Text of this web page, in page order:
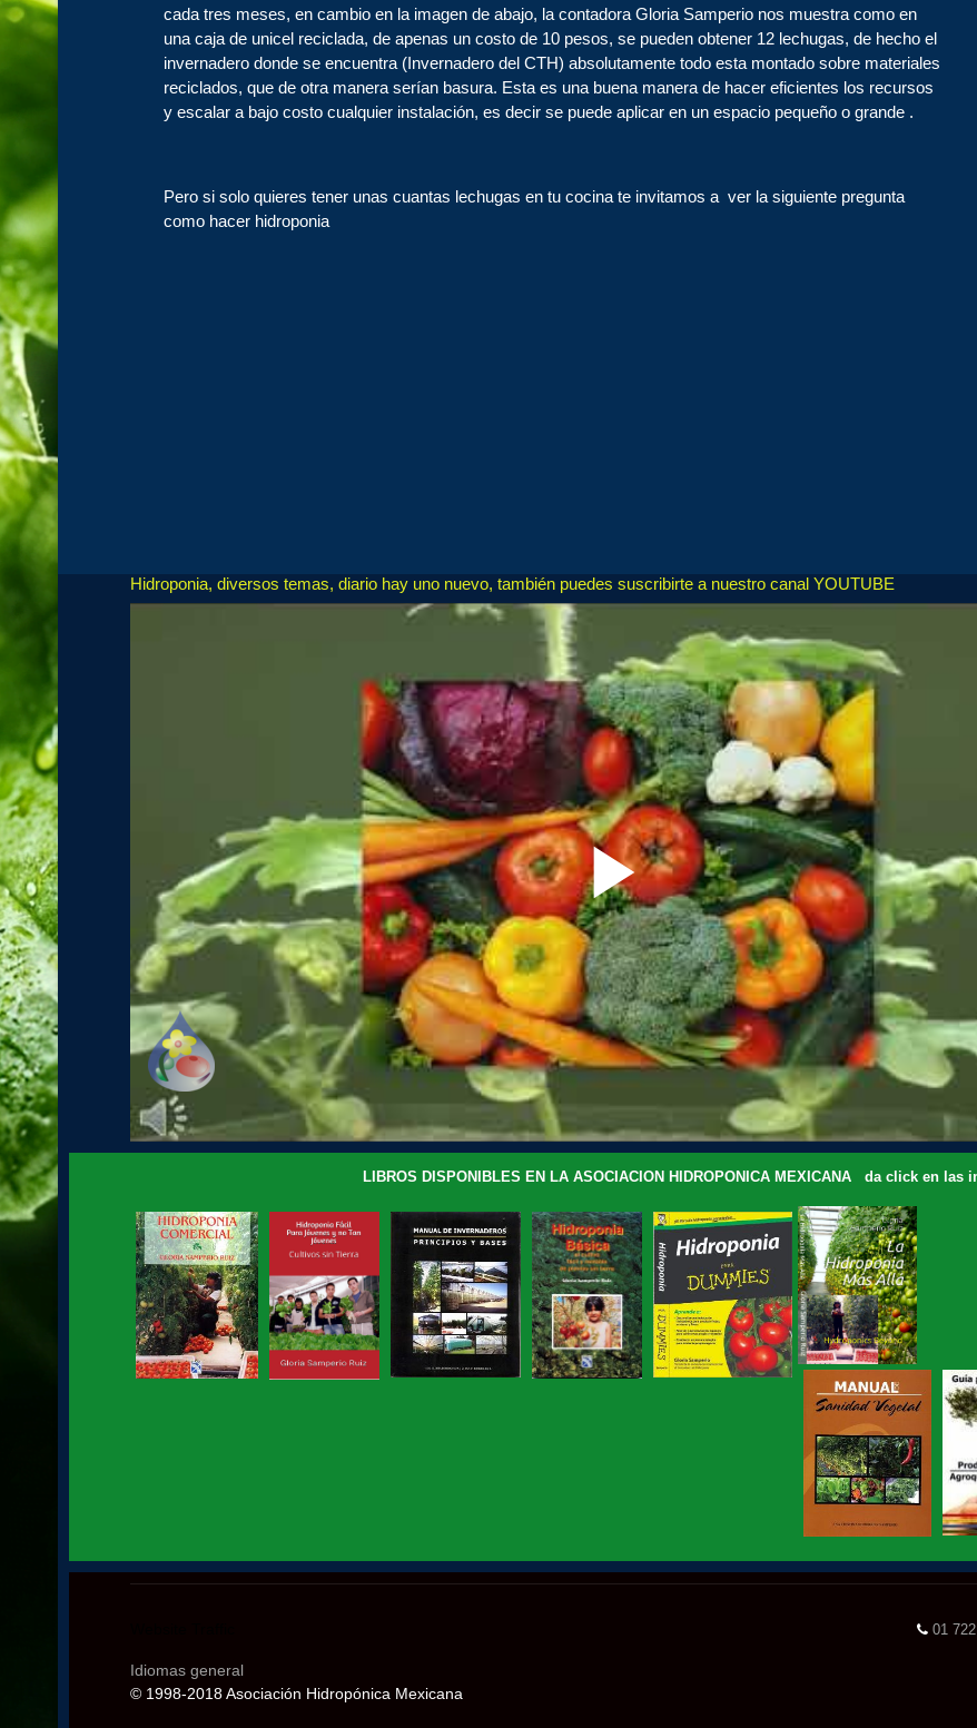
cada tres meses, en cambio en la imagen de abajo, la contadora Gloria Samperio nos muestra como en
una caja de unicel reciclada, de apenas un costo de 10 pesos, se pueden obtener 12 lechugas, de hecho el
invernadero donde se encuentra (Invernadero del CTH) absolutamente todo esta montado sobre materiales
reciclados, que de otra manera serían basura. Esta es una buena manera de hacer eficientes los recursos
y escalar a bajo costo cualquier instalación, es decir se puede aplicar en un espacio pequeño o grande .
Pero si solo quieres tener unas cuantas lechugas en tu cocina te invitamos a ver la siguiente pregunta
como hacer hidroponia
Hidroponia, diversos temas, diario hay uno nuevo, también puedes suscribirte a nuestro canal YOUTUBE
LIBROS DISPONIBLES EN LA ASOCIACION HIDROPONICA MEXICANA da click en las
Idiomas general
© 1998-2018 Asociación Hidropónica Mexicana
01